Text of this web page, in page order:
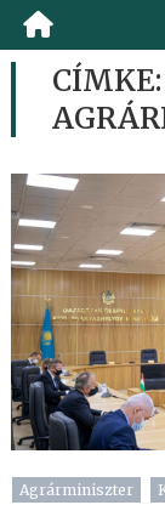
CÍMKE:
Agrárminiszter